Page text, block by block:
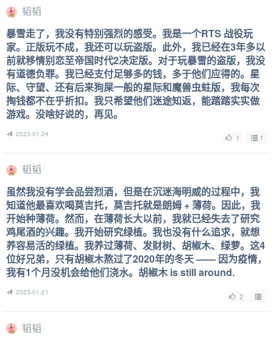
韬韬
暴雪走了，我没有特别强烈的感受。我是一个RTS 战役玩
家。正版玩不成，我还可以玩盗版。此外，我已经在3年多以
前就移情别恋至帝国时代2决定版。对于玩暴雪的盗版，我没
有道德负罪。我已经支付足够多的钱，多于他们应得的。星
际、守望、还有后来狗屎一般的星际和魔兽虫蛀版，我每次
掏钱都不在乎折扣。我只希望他们迷途知返，能踏踏实实做
游戏。没啥好说的，再见。
2023-01-24 1 1
韬韬
虽然我没有学会品尝烈酒，但是在沉迷海明威的过程中，我
知道他最喜欢喝莫吉托，莫吉托就是朗姆 + 薄荷。因此，我
开始种薄荷。然而，在薄荷长大以前，我就已经失去了研究
鸡尾酒的兴趣。我开始研究绿植。我也没有什么追求，就想
养容易活的绿植。我养过薄荷、发财树、胡椒木、绿萝。这4
位好兄弟，只有胡椒木熬过了2020年的冬天 —— 因为疫情，
我有1个月没机会给他们浇水。胡椒木 is still around.
2023-01-21 2
韬韬